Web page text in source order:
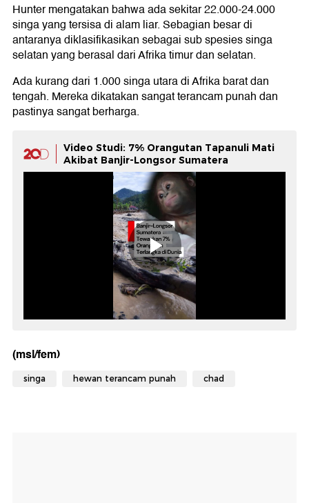
Hunter mengatakan bahwa ada sekitar 22.000-24.000
singa yang tersisa di alam liar. Sebagian besar di
antaranya diklasifikasikan sebagai sub spesies singa
selatan yang berasal dari Afrika timur dan selatan.
Ada kurang dari 1.000 singa utara di Afrika barat dan
tengah. Mereka dikatakan sangat terancam punah dan
pastinya sangat berharga.
Video Studi: 7% Orangutan Tapanuli Mati
Akibat Banjir-Longsor Sumatera
(msl/fem)
singa hewan terancam punah chad